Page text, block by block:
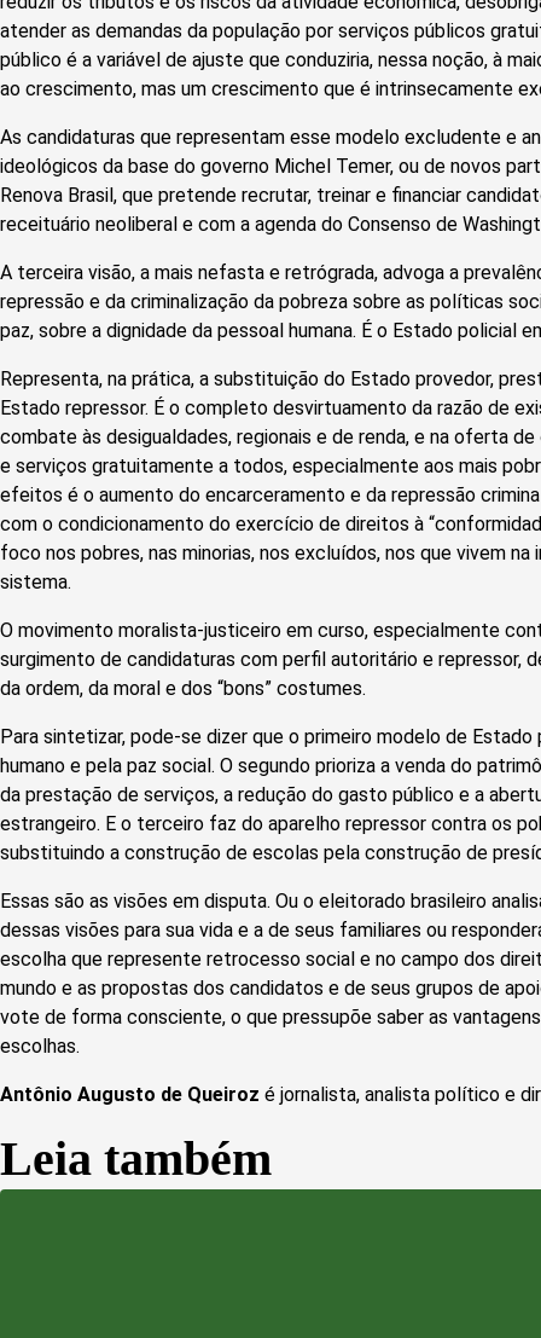
atender as demandas da população por serviços públicos
público é a variável de ajuste que conduziria, nessa noção, à
ao crescimento, mas um crescimento que é intrinsecamente
As candidaturas que representam esse modelo excludente e
ideológicos da base do governo Michel Temer, ou de novos
Renova Brasil, que pretende recrutar, treinar e financiar
receituário neoliberal e com a agenda do Consenso de
A terceira visão, a mais nefasta e retrógrada, advoga a
repressão e da criminalização da pobreza sobre as políticas
paz, sobre a dignidade da pessoal humana. É o Estado policial
Representa, na prática, a substituição do Estado provedor,
Estado repressor. É o completo desvirtuamento da razão de
combate às desigualdades, regionais e de renda, e na oferta
e serviços gratuitamente a todos, especialmente aos mais
efeitos é o aumento do encarceramento e da repressão
com o condicionamento do exercício de direitos à
foco nos pobres, nas minorias, nos excluídos, nos que vivem
sistema.
O movimento moralista-justiceiro em curso, especialmente
surgimento de candidaturas com perfil autoritário e repressor,
da ordem, da moral e dos “bons” costumes.
Para sintetizar, pode-se dizer que o primeiro modelo de Estado
humano e pela paz social. O segundo prioriza a venda do
da prestação de serviços, a redução do gasto público e a
estrangeiro. E o terceiro faz do aparelho repressor contra os
substituindo a construção de escolas pela construção de
Essas são as visões em disputa. Ou o eleitorado brasileiro
dessas visões para sua vida e a de seus familiares ou
escolha que represente retrocesso social e no campo dos
mundo e as propostas dos candidatos e de seus grupos de
vote de forma consciente, o que pressupõe saber as
escolhas.
Antônio Augusto de Queiroz é jornalista, analista político e
Leia também